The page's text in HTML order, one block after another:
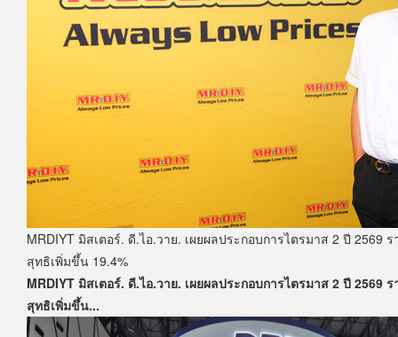
MRDIYT มิสเตอร์. ดี.ไอ.วาย. เผยผลประกอบการไตรมาส 2 ปี 2569
สุทธิเพิ่มขึ้น 19.4%
MRDIYT มิสเตอร์. ดี.ไอ.วาย. เผยผลประกอบการไตรมาส 2 ปี 2569
สุทธิเพิ่มขึ้น...
มิสเตอร์. ดี.ไอ.วาย. เผยผลประกอบการไตรมาส 2 ปี 2569 รายได้เติ